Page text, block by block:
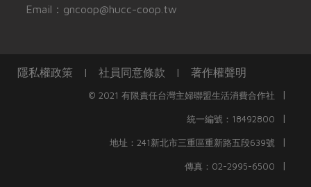
Email：gncoop@hucc-coop.tw
隱私權政策 | 社員同意條款 | 著作權聲明
© 2021 有限責任台灣主婦聯盟生活消費合作社 |
統一編號：18492800 |
地址：241新北市三重區重新路五段639號 |
傳真：02-2995-6500 |